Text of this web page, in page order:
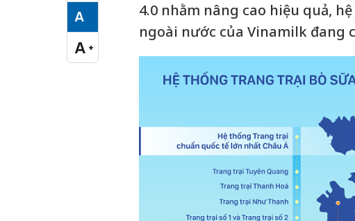
A
Cỡ chữ vừa
A +
Cỡ chữ lớn
4.0 nhằm nâng cao hiệu quả,
ngoài nước của Vinamilk